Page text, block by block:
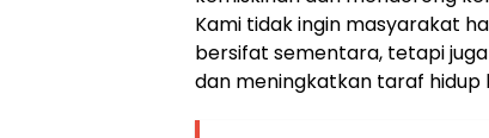
Kami tidak ingin masyarakat
bersifat sementara, tetapi
dan meningkatkan taraf hidup